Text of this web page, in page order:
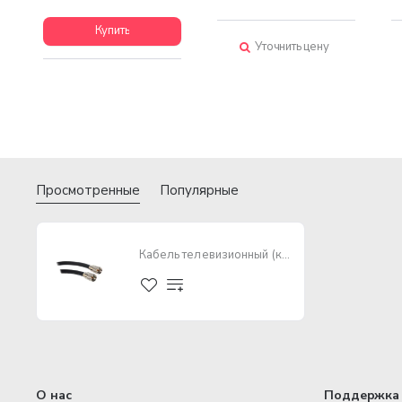
Купить
Уточнить цену
Просмотренные Популярные
Кабель телевизионный (коаксиальный) TV
О нас Поддержка